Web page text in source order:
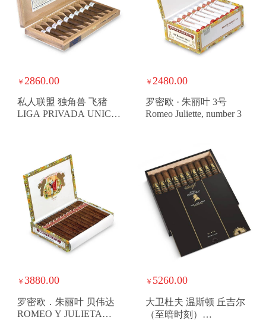
￥ 2860.00
私人联盟 独角兽 飞猪
LIGA PRIVADA UNICO
￥ 2480.00
罗密欧 · 朱丽叶 3号
Romeo Juliette, number 3
￥ 3880.00
罗密欧．朱丽叶 贝伟达
ROMEO Y JULIETA
￥ 5260.00
大卫杜夫 温斯顿 丘吉尔
（至暗时刻）